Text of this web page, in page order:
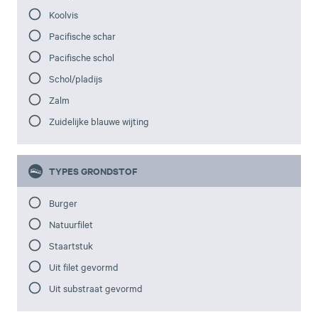
Koolvis
Pacifische schar
Pacifische schol
Schol/pladijs
Zalm
Zuidelijke blauwe wijting
TYPES GRONDSTOF
Burger
Natuurfilet
Staartstuk
Uit filet gevormd
Uit substraat gevormd